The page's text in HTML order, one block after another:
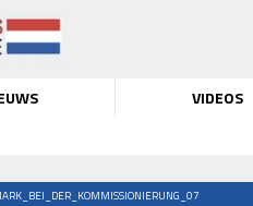
VIDEOS